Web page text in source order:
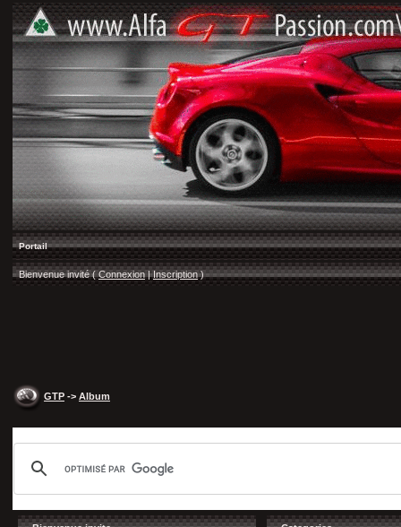
Portail
Bienvenue invité ( Connexion |Inscription)
GTP -> Album